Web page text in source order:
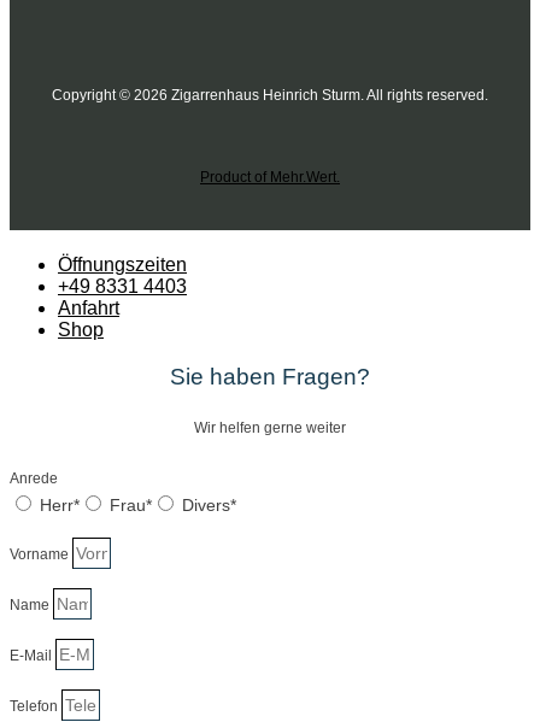
Copyright © 2026 Zigarrenhaus Heinrich Sturm. All rights reserved.
Product of Mehr.Wert.
Öffnungszeiten
+49 8331 4403
Anfahrt
Shop
Sie haben Fragen?
Wir helfen gerne weiter
Anrede
Herr* Frau* Divers*
Vorname
Name
E-Mail
Telefon